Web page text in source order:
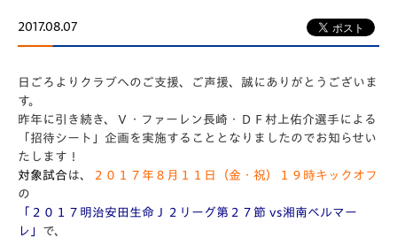
2017.08.07
日ごろよりクラブへのご支援、ご声援、誠にありがとうございま
す。
昨年に引き続き、Ｖ・ファーレン長崎・ＤＦ村上佑介選手による
「招待シート」企画を実施することとなりましたのでお知らせい
たします！
対象試合 は、
２０１７年８月１１日（金・祝）１９時キックオフ
の
「２０１７明治安田生命Ｊ２リーグ第２７節 vs湘南ベルマー
レ」 で、